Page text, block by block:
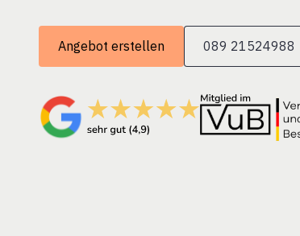
Angebot erstellen 089 21524988